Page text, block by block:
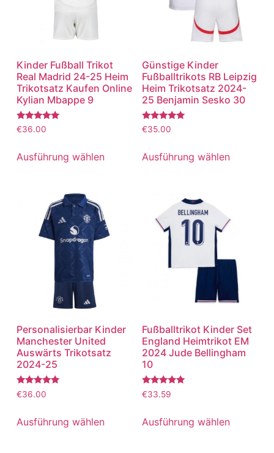
Kinder Fußball Trikot
Real Madrid 24-25 Heim
Trikotsatz Kaufen Online
Kylian Mbappe 9
Bewertet
mit
von 5
€36.00
Ausführung wählen
Günstige Kinder
Fußballtrikots RB Leipzig
Heim Trikotsatz 2024-
25 Benjamin Sesko 30
Bewertet
mit
von 5
€35.00
Ausführung wählen
Personalisierbar Kinder
Manchester United
Auswärts Trikotsatz
2024-25
Bewertet
mit
von 5
€36.00
Ausführung wählen
Fußballtrikot Kinder Set
England Heimtrikot EM
2024 Jude Bellingham
10
Bewertet
mit
von 5
€33.59
Ausführung wählen